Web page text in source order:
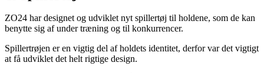
ZO24 har designet og udviklet nyt spillertøj til holdene, som de kan
benytte sig af under træning og til konkurrencer.
Spillertrøjen er en vigtig del af holdets identitet, derfor var det vigtigt
at få udviklet det helt rigtige design.